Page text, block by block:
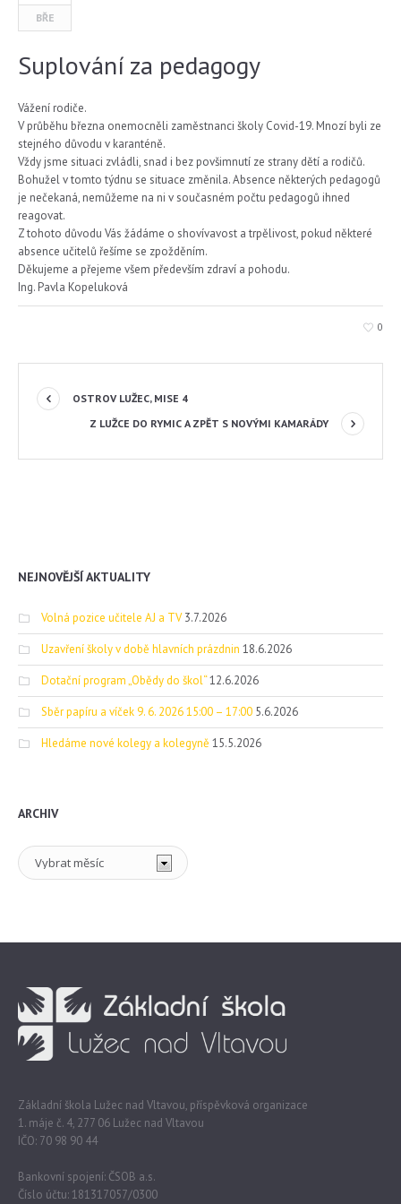
BŘE
Suplování za pedagogy
Vážení rodiče.
V průběhu března onemocněli zaměstnanci školy Covid-19. Mnozí byli ze
stejného důvodu v karanténě.
Vždy jsme situaci zvládli, snad i bez povšimnutí ze strany dětí a rodičů.
Bohužel v tomto týdnu se situace změnila. Absence některých pedagogů
je nečekaná, nemůžeme na ni v současném počtu pedagogů ihned
reagovat.
Z tohoto důvodu Vás žádáme o shovívavost a trpělivost, pokud některé
absence učitelů řešíme se zpožděním.
Děkujeme a přejeme všem především zdraví a pohodu.
Ing. Pavla Kopeluková
0
OSTROV LUŽEC, MISE 4
Z LUŽCE DO RYMIC A ZPĚT S NOVÝMI KAMARÁDY
NEJNOVĚJŠÍ AKTUALITY
Volná pozice učitele AJ a TV 3.7.2026
Uzavření školy v době hlavních prázdnin 18.6.2026
Dotační program „Obědy do škol“12.6.2026
Sběr papíru a víček 9. 6. 2026 15:00 – 17:00 5.6.2026
Hledáme nové kolegy a kolegyně 15.5.2026
ARCHIV
Archiv
Základní škola Lužec nad Vltavou, příspěvková organizace
1. máje č. 4, 277 06 Lužec nad Vltavou
IČO: 70 98 90 44
Bankovní spojení: ČSOB a.s.
Číslo účtu: 181317057/0300